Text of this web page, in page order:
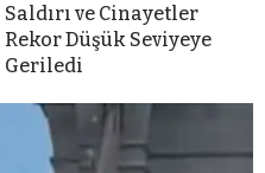
Saldırı ve Cinayetler
Rekor Düşük Seviyeye
Geriledi